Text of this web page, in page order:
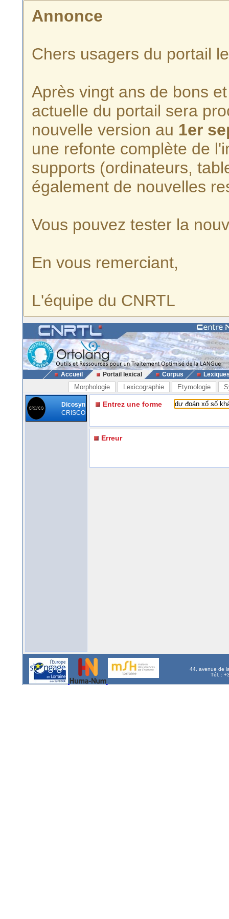
Annonce
Chers usagers du portail
Après vingt ans de bons
actuelle du portail sera
nouvelle version au 1er
une refonte complète de
supports (ordinateurs,
également de nouvelles
Vous pouvez tester la
En vous remerciant,
L'équipe du CNRTL
Accueil Portail lexical Corpus
Morphologie Lexicographie Etymologie
Dicosyn
CRISCO
Entrez une forme
Erreur
44, avenue de
Tél. :